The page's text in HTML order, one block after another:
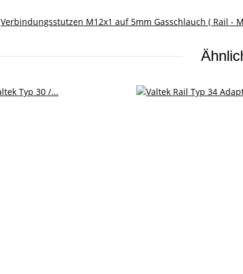
Verbindungsstutzen M12x1 auf 5mm Gasschlauch ( Rail -